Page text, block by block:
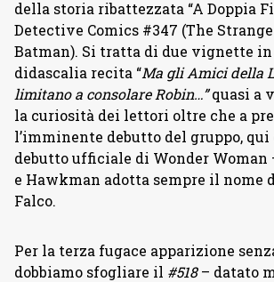
della storia ribattezzata “A Doppia
Detective Comics #347 (The
Batman). Si tratta di due vignette
didascalia recita “Ma gli Amici della
limitano a consolare Robin…”quasi a
la curiosità dei lettori oltre che a
l’imminente debutto del gruppo, qui
debutto ufficiale di Wonder Woman
e Hawkman adotta sempre il nome
Falco.
Per la terza fugace apparizione
dobbiamo sfogliare il #518– datato